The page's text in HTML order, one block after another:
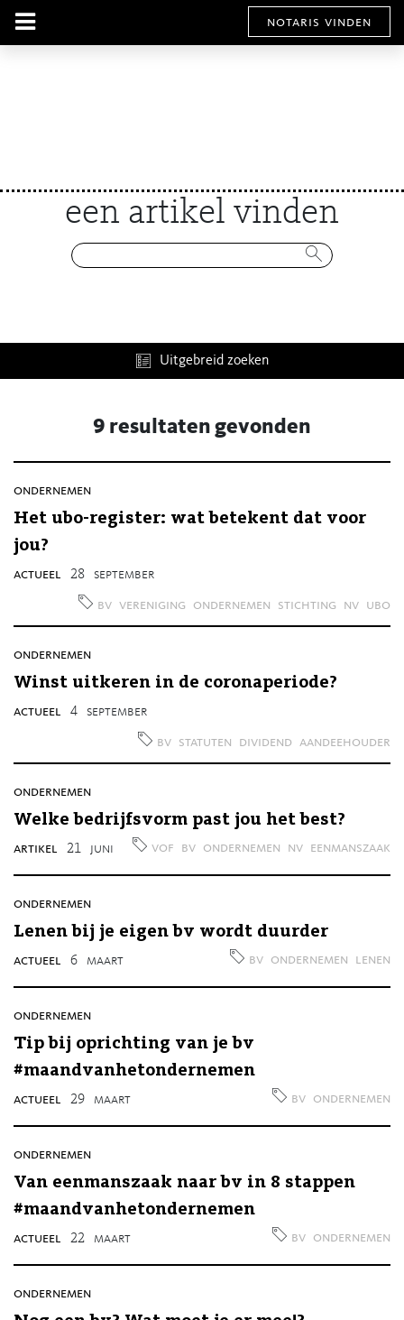
notaris vinden
een artikel vinden
Uitgebreid zoeken
9 resultaten gevonden
ondernemen
Het ubo-register: wat betekent dat voor
jou?
actueel 28 september
bv vereniging ondernemen stichting nv ubo
ondernemen
Winst uitkeren in de coronaperiode?
actueel 4 september
bv statuten dividend aandeehouder
ondernemen
Welke bedrijfsvorm past jou het best?
artikel 21 juni vof bv ondernemen nv eenmanszaak
ondernemen
Lenen bij je eigen bv wordt duurder
actueel 6 maart bv ondernemen lenen
ondernemen
Tip bij oprichting van je bv
#maandvanhetondernemen
actueel 29 maart bv ondernemen
ondernemen
Van eenmanszaak naar bv in 8 stappen
#maandvanhetondernemen
actueel 22 maart bv ondernemen
ondernemen